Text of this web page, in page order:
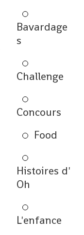
Bavardage
s
Challenge
Concours
Food
Histoires d'
Oh
L'enfance